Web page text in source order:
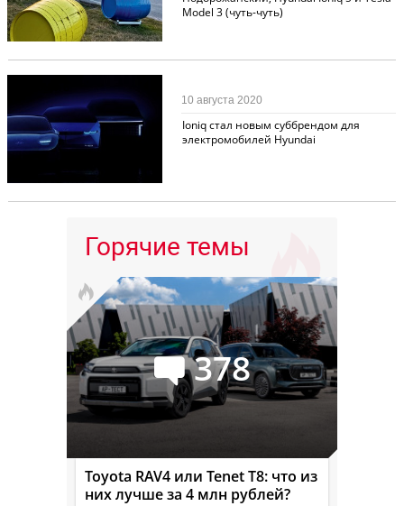
Model 3 (чуть-чуть)
Ioniq стал новым суббрендом для
электромобилей Hyundai
10 августа 2020
Горячие темы
378
Toyota RAV4 или Tenet T8: что из
них лучше за 4 млн рублей?